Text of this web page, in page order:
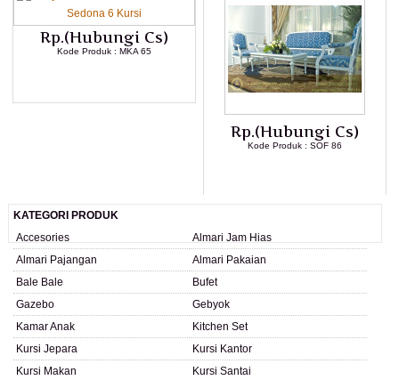
Rp.(Hubungi Cs)
Kode Produk : MKA 65
Rp.(Hubungi Cs)
Kode Produk : SOF 86
KATEGORI PRODUK
Accesories
Almari Jam Hias
Almari Pajangan
Almari Pakaian
Bale Bale
Bufet
Gazebo
Gebyok
Kamar Anak
Kitchen Set
Kursi Jepara
Kursi Kantor
Kursi Makan
Kursi Santai